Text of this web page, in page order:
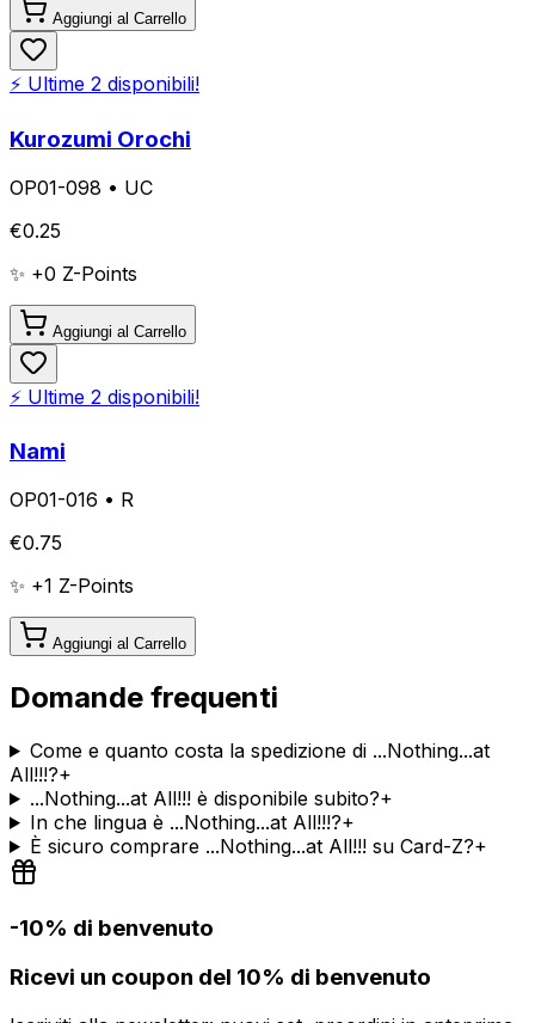
Aggiungi al Carrello
⚡ Ultime 2 disponibili!
Kurozumi Orochi
OP01-098 • UC
€0.25
✨ +0 Z-Points
Aggiungi al Carrello
⚡ Ultime 2 disponibili!
Nami
OP01-016 • R
€0.75
✨ +1 Z-Points
Aggiungi al Carrello
Domande frequenti
Come e quanto costa la spedizione di ...Nothing...at
All!!!?+
...Nothing...at All!!! è disponibile subito?+
In che lingua è ...Nothing...at All!!!?+
È sicuro comprare ...Nothing...at All!!! su Card-Z?+
-10% di benvenuto
Ricevi un coupon del 10% di benvenuto